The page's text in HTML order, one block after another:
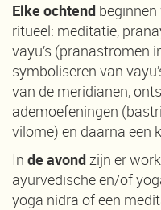
Elke ochtend
ritueel: meditatie,
vayu’s (pranastromen
symboliseren van
van de meridianen,
ademoefeningen
vilome) en daarna een
In de avondzijn er
ayurvedische en/of
yoga nidra of een